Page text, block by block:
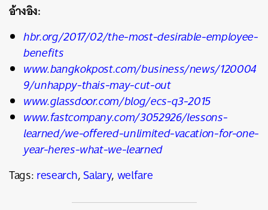
อ้างอิง:
hbr.org/2017/02/the-most-desirable-employee-
benefits
www.bangkokpost.com/business/news/120004
9/unhappy-thais-may-cut-out
www.glassdoor.com/blog/ecs-q3-2015
www.fastcompany.com/3052926/lessons-
learned/we-offered-unlimited-vacation-for-one-
year-heres-what-we-learned
Tags:research,Salary,welfare